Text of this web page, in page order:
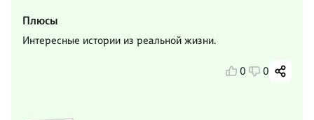
Плюсы
Интересные истории из реальной жизни.
0 0